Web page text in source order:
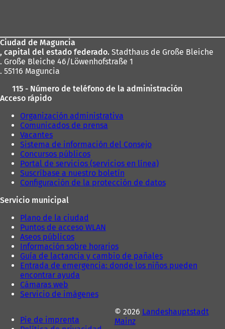
pies
Ciudad de Maguncia
, capital del estado federado. Stadthaus de Große Bleiche
. Große Bleiche 46/Löwenhofstraße 1
. 55116 Maguncia
115 - Número de teléfono de la administración
Acceso rápido
Organización administrativa
Comunicados de prensa
Vacantes
Sistema de información del Consejo
Concursos públicos
Portal de servicios (servicios en línea)
Suscríbase a nuestro boletín
Configuración de la protección de datos
Servicio municipal
Plano de la ciudad
Puntos de acceso WLAN
Aseos públicos
Información sobre horarios
Guía de lactancia y cambio de pañales
Entrada de emergencia: donde los niños pueden
encontrar ayuda
Cámaras web
Servicio de imágenes
Pie de imprenta
© 2026 Landeshauptstadt
Mainz